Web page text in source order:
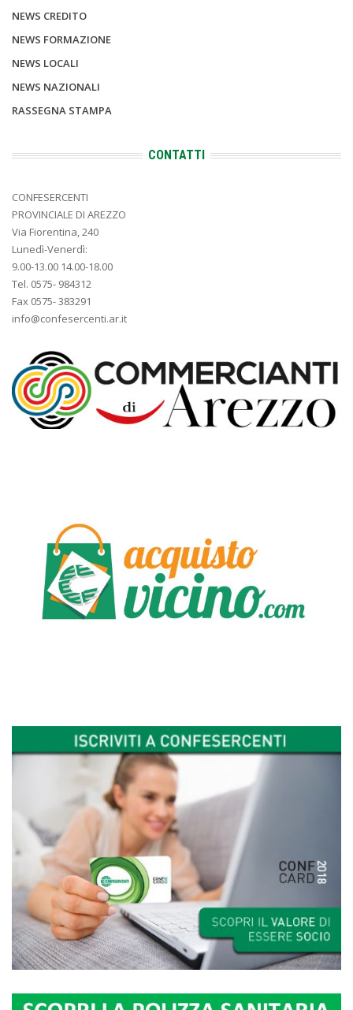
NEWS CREDITO
NEWS FORMAZIONE
NEWS LOCALI
NEWS NAZIONALI
RASSEGNA STAMPA
CONTATTI
CONFESERCENTI
PROVINCIALE DI AREZZO
Via Fiorentina, 240
Lunedì-Venerdì:
9.00-13.00 14.00-18.00
Tel. 0575- 984312
Fax 0575- 383291
info@confesercenti.ar.it